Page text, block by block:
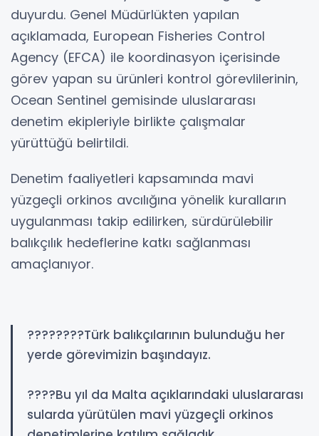
duyurdu. Genel Müdürlükten yapılan
açıklamada, European Fisheries Control
Agency (EFCA) ile koordinasyon içerisinde
görev yapan su ürünleri kontrol görevlilerinin,
Ocean Sentinel gemisinde uluslararası
denetim ekipleriyle birlikte çalışmalar
yürüttüğü belirtildi.
Denetim faaliyetleri kapsamında mavi
yüzgeçli orkinos avcılığına yönelik kuralların
uygulanması takip edilirken, sürdürülebilir
balıkçılık hedeflerine katkı sağlanması
amaçlanıyor.
????????Türk balıkçılarının bulunduğu her
yerde görevimizin başındayız.
????Bu yıl da Malta açıklarındaki uluslararası
sularda yürütülen mavi yüzgeçli orkinos